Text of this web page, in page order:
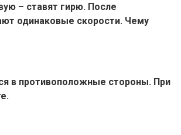
– ставят гирю. После
одинаковые скорости. Чему
в противоположные стороны. При